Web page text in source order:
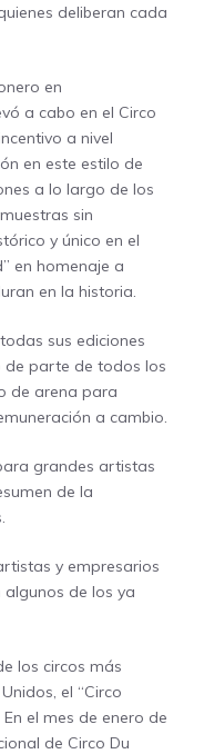
deliberan cada
en
a cabo en el Circo
a nivel
en este estilo de
a lo largo de los
sin
y único en el
en homenaje a
en la historia.
sus ediciones
de parte de todos los
de arena para
a cambio.
grandes artistas
de la
y empresarios
algunos de los ya
los circos más
el “Circo
el mes de enero de
de Circo Du